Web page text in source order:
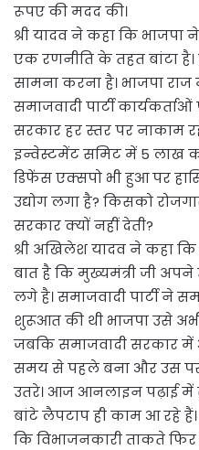
रूपए की मदद की।
श्री यादव ने कहा कि भाजपा
एक रणनीति के तहत बांटा
सामना करना है। भाजपा
समाजवादी पार्टी
सरकार हर स्तर पर नाकाम
इन्वेस्टमेंट समिट में 5 लाख
डिफेंस एक्सपो भी हुआ पर
उद्योग लगा है? किसको
सरकार क्यों नहीं देती?
श्री अखिलेश यादव ने कहा
बात है कि मुख्यमंत्री जी अपने
लगे है। समाजवादी पार्टी ने
शुरूआत की थी भाजपा उसे
जबकि समाजवादी सरकार
समय से पहले बना और उस पर
उतरे। आज आनलाइन पढ़ाई में
बांटे लैपटाप ही काम आ रहे
कि विभाजनकारी ताकते